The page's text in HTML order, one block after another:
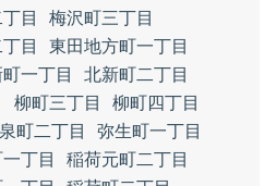
目
梅沢町三丁目
目
東田地方町一丁目
一丁目
北新町二丁目
柳町三丁目
柳町四丁目
泉町二丁目
弥生町一丁目
丁目
稲荷元町二丁目